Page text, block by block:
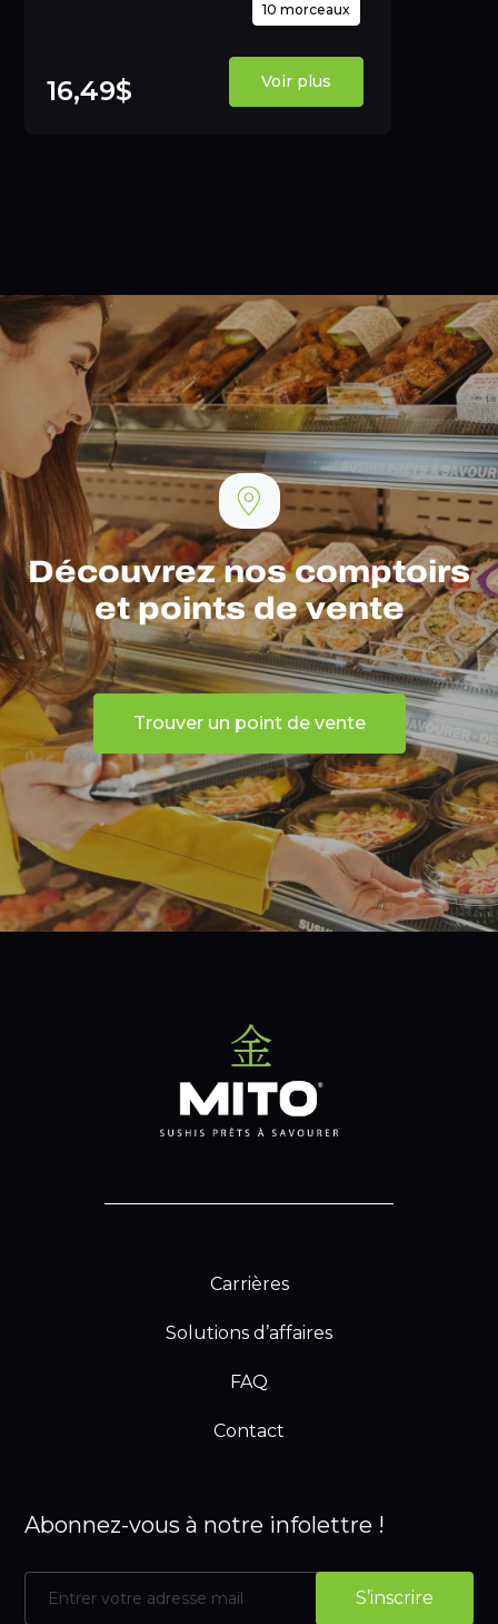
10 morceaux
16,49$ Voir plus
Découvrez nos comptoirs
et points de vente
Trouver un point de vente
Carrières
Solutions d’affaires
FAQ
Contact
Abonnez-vous à notre infolettre !